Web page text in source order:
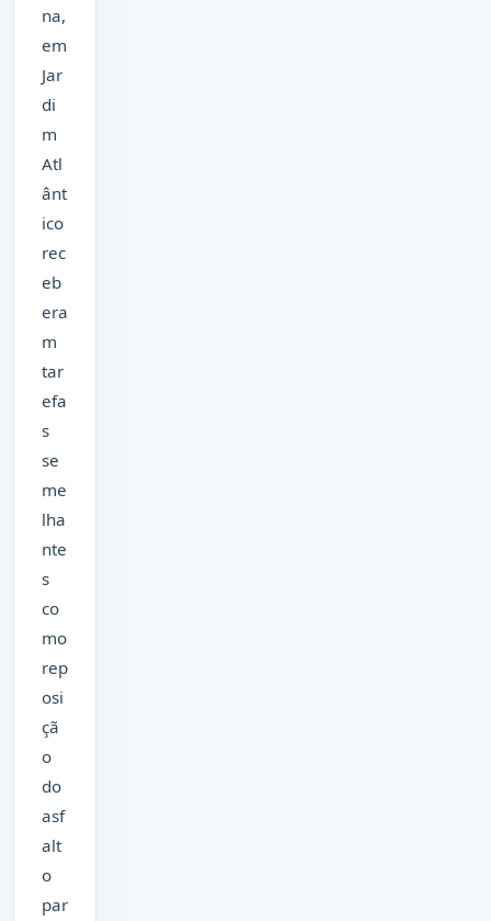
na,
em
Jar
di
m
Atl
ânt
ico
rec
eb
era
m
tar
efa
s
se
me
lha
nte
s
co
mo
rep
osi
çã
o
do
asf
alt
o
par